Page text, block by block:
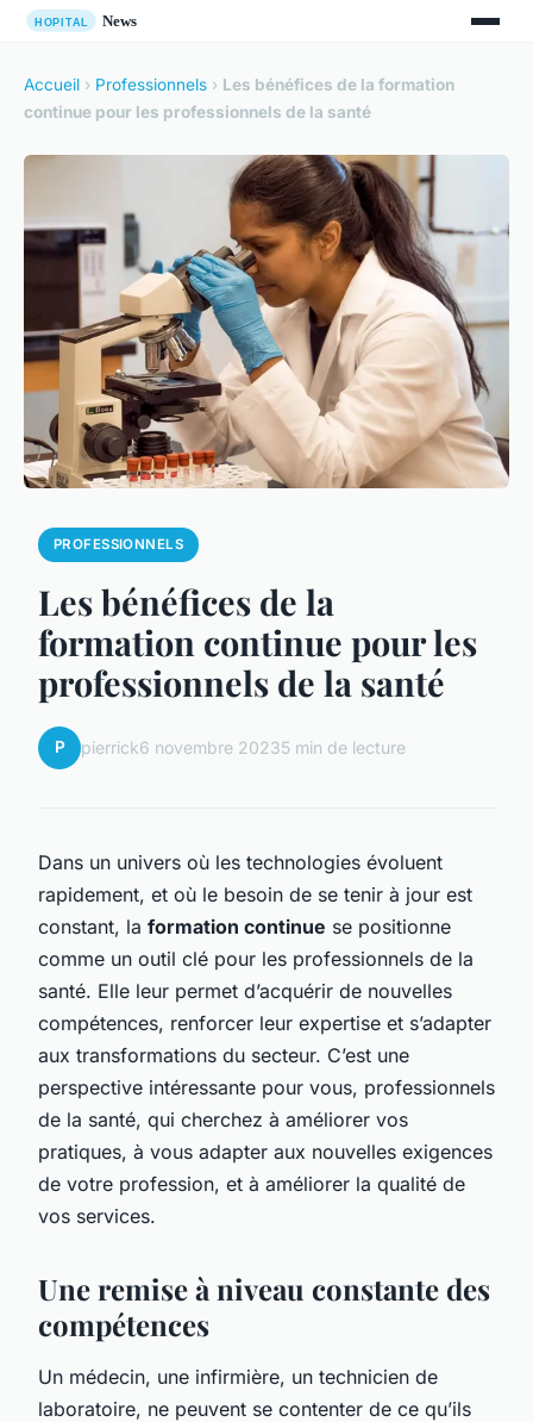
Accueil › Professionnels › Les bénéfices de la formation
continue pour les professionnels de la santé
PROFESSIONNELS
Les bénéfices de la
formation continue pour les
professionnels de la santé
P pierrick6 novembre 20235 min de lecture
Dans un univers où les technologies évoluent
rapidement, et où le besoin de se tenir à jour est
constant, la formation continue se positionne
comme un outil clé pour les professionnels de la
santé. Elle leur permet d’acquérir de nouvelles
compétences, renforcer leur expertise et s’adapter
aux transformations du secteur. C’est une
perspective intéressante pour vous, professionnels
de la santé, qui cherchez à améliorer vos
pratiques, à vous adapter aux nouvelles exigences
de votre profession, et à améliorer la qualité de
vos services.
Une remise à niveau constante des
compétences
Un médecin, une infirmière, un technicien de
laboratoire, ne peuvent se contenter de ce qu’ils